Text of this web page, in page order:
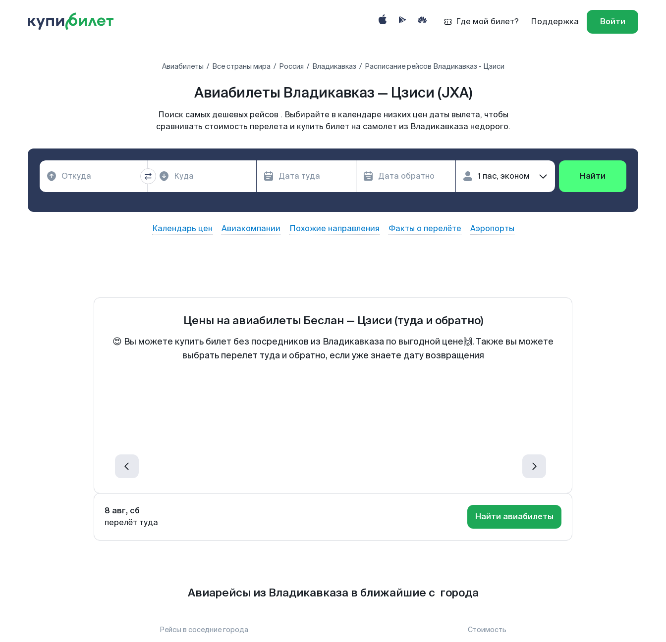
Где мой билет? Поддержка Войти
Авиабилеты Все страны мира Россия Владикавказ Расписание рейсов Владикавказ - Цзиси
Авиабилеты Владикавказ — Цзиси (JXA)
Поиск самых дешевых рейсов . Выбирайте в календаре низких цен даты вылета, чтобы
сравнивать стоимость перелета и купить билет на самолет из Владикавказа недорого.
Найти
Календарь цен Авиакомпании Похожие направления Факты о перелёте Аэропорты
Цены на авиабилеты Беслан — Цзиси (туда и обратно)
😍 Вы можете купить билет без посредников из Владикавказа по выгодной цене🙌. Также вы можете
выбрать перелет туда и обратно, если уже знаете дату возвращения
8 авг, сб
перелёт туда
Найти авиабилеты
Авиарейсы из Владикавказа в ближайшие с города
Рейсы в соседние города Стоимость